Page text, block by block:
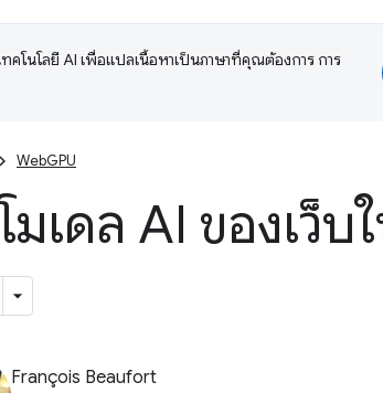
คโนโลยี AI เพื่อแปลเนื้อหาเป็นภาษาที่คุณต้องการ การ
WebGPU
เดล AI ของเว็
François Beaufort